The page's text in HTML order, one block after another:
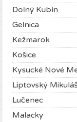
Dolný Kubín
Gelnica
Kežmarok
Košice
Kysucké Nové
Liptovský Mikuláš
Lučenec
Malacky